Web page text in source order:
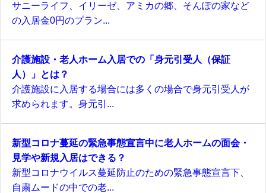
サニーライフ、イリーゼ、アミカの郷、そんぽの家など
の入居金0円のプラン...
介護施設・老人ホーム入居での「身元引受人（保証
人）」とは？
介護施設に入居する場合には多くの場合で身元引受人が
求められます。身元引...
新型コロナ蔓延の緊急事態宣言中に老人ホームの面会・
見学や新規入居はできる？
新型コロナウイルス蔓延防止のための緊急事態宣言下、
自粛ムードの中での老...